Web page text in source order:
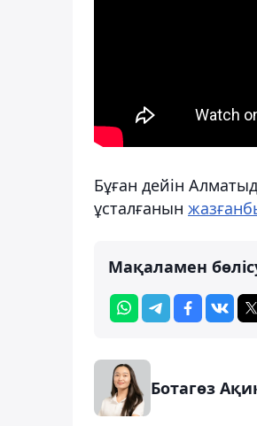
Бұған дейін
ұсталғанын
Мақаламен
Ботагөз